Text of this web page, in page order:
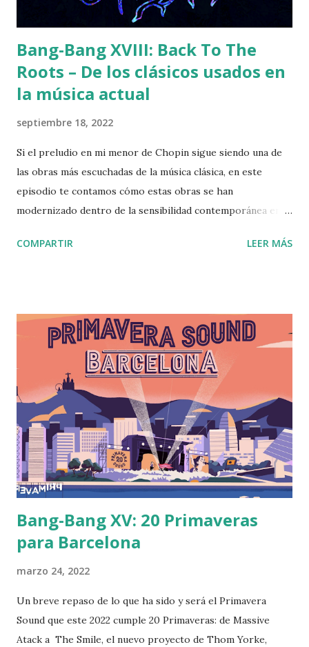
Bang-Bang XVIII: Back To The
Roots – De los clásicos usados en
la música actual
septiembre 18, 2022
Si el preludio en mi menor de Chopin sigue siendo una de
las obras más escuchadas de la música clásica, en este
episodio te contamos cómo estas obras se han
modernizado dentro de la sensibilidad contemporánea en
Beethoven a Prokofiev, pasando por Bach o Shostákovich a
clásicos, estructuras y motivos dentro de sus
composiciones. Investigación y locución: Victor R.
Burguete Producción: Christian Obregón Post-
producción: Laura Tomás >>Haz clic aquí para ir al
podcast<< Podcast grabado originalmente para Ràdio
Fabra de la Fàbrica de Creació Fabra i Coats
COMPARTIR LEER MÁS
Bang-Bang XV: 20 Primaveras
para Barcelona
marzo 24, 2022
Un breve repaso de lo que ha sido y será el Primavera
Sound que este 2022 cumple 20 Primaveras: de Massive
Atack a The Smile, el nuevo proyecto de Thom Yorke,